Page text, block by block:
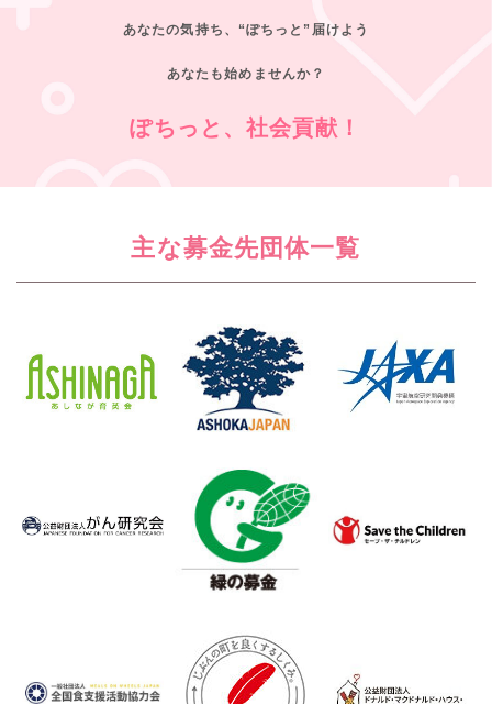
あなたの気持ち、“ぽちっと”届けよう
あなたも始めませんか？
ぽちっと、社会貢献！
主な募金先団体一覧